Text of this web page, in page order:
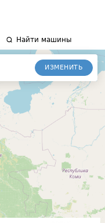
Найти машины
ИЗМЕНИТЬ